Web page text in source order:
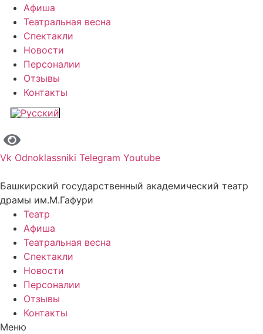
Афиша
Театральная весна
Спектакли
Новости
Персоналии
Отзывы
Контакты
Vk Odnoklassniki Telegram Youtube
Башкирский государственный академический театр
драмы им.М.Гафури
Театр
Афиша
Театральная весна
Спектакли
Новости
Персоналии
Отзывы
Контакты
Меню